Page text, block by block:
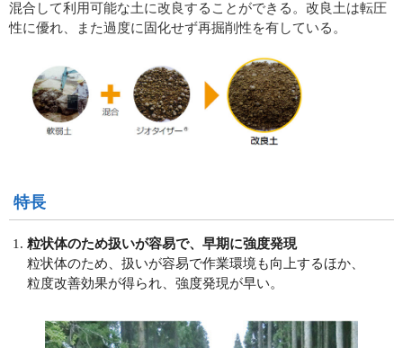
混合して利用可能な土に改良することができる。改良土は転圧
性に優れ、また過度に固化せず再掘削性を有している。
特長
粒状体のため扱いが容易で、早期に強度発現
粒状体のため、扱いが容易で作業環境も向上するほか、
粒度改善効果が得られ、強度発現が早い。